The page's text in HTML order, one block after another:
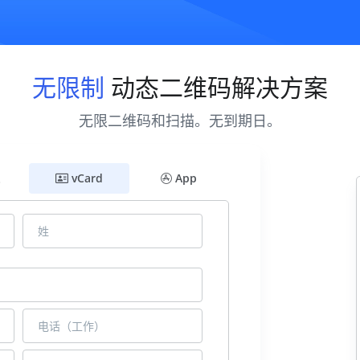
无限制 动态二维码解决方案
无限二维码和扫描。无到期日。
vCard App